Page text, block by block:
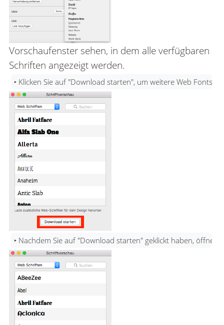
Vorschaufenster sehen, in dem alle verfügbaren
Schriften angezeigt werden.
‣ Klicken Sie auf "Download starten", um weitere Web Fonts
‣ Nachdem Sie auf "Download starten" geklickt haben,